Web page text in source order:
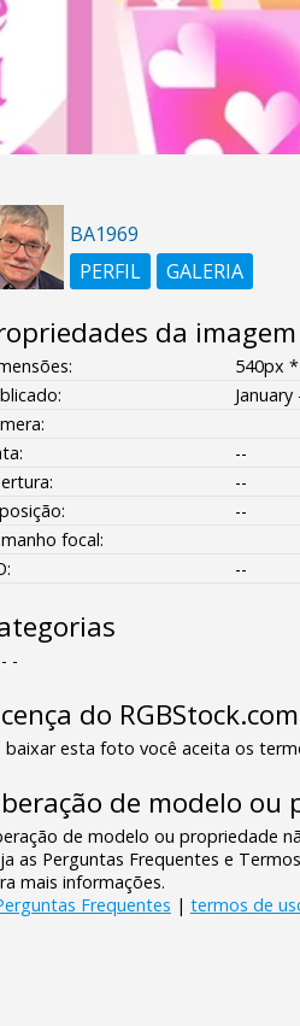
BA1969
PERFIL
GALERIA
da imagem
540px
--
--
--
focal:
--
-
do RGBStock.com
baixar esta foto você aceita os
de modelo ou
de modelo ou propriedade
as Perguntas Frequentes e
mais informações.
Frequentes | termos de